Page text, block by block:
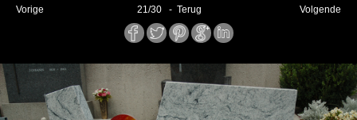
Vorige Volgende
21/30 - Terug